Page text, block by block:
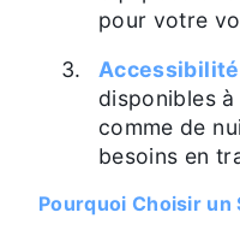
pour votre
Accessibilité
disponibles
comme de
besoins en
Pourquoi Choisir un